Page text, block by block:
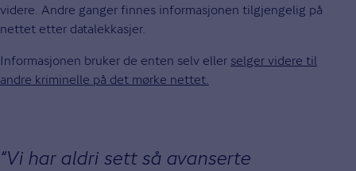
videre. Andre ganger finnes informasjonen tilgjengelig på
nettet etter datalekkasjer.
Informasjonen bruker de enten selv eller selger videre til
andre kriminelle på det mørke nettet.
Vi har aldri sett så avanserte